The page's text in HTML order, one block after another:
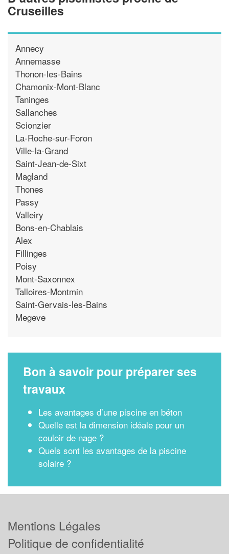
Cruseilles
Annecy
Annemasse
Thonon-les-Bains
Chamonix-Mont-Blanc
Taninges
Sallanches
Scionzier
La-Roche-sur-Foron
Ville-la-Grand
Saint-Jean-de-Sixt
Magland
Thones
Passy
Valleiry
Bons-en-Chablais
Alex
Fillinges
Poisy
Mont-Saxonnex
Talloires-Montmin
Saint-Gervais-les-Bains
Megeve
Bon à savoir pour préparer ses
travaux
Les avantages d’une piscine en béton
Quelle est la dimension idéale pour un
couloir de nage ?
Quels sont les avantages de la piscine
solaire ?
Mentions Légales
Politique de confidentialité